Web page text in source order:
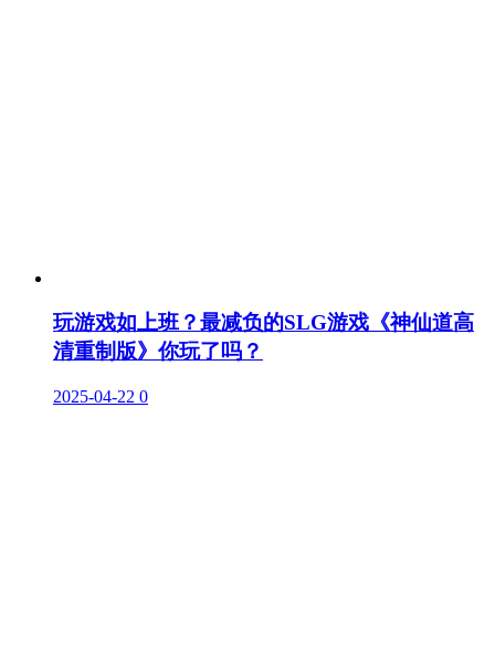
玩游戏如上班？最减负的SLG游戏《神仙道高
清重制版》你玩了吗？
2025-04-22 0